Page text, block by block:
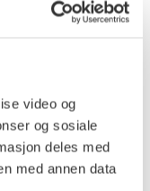
video og
og sosiale
deles med
med annen data